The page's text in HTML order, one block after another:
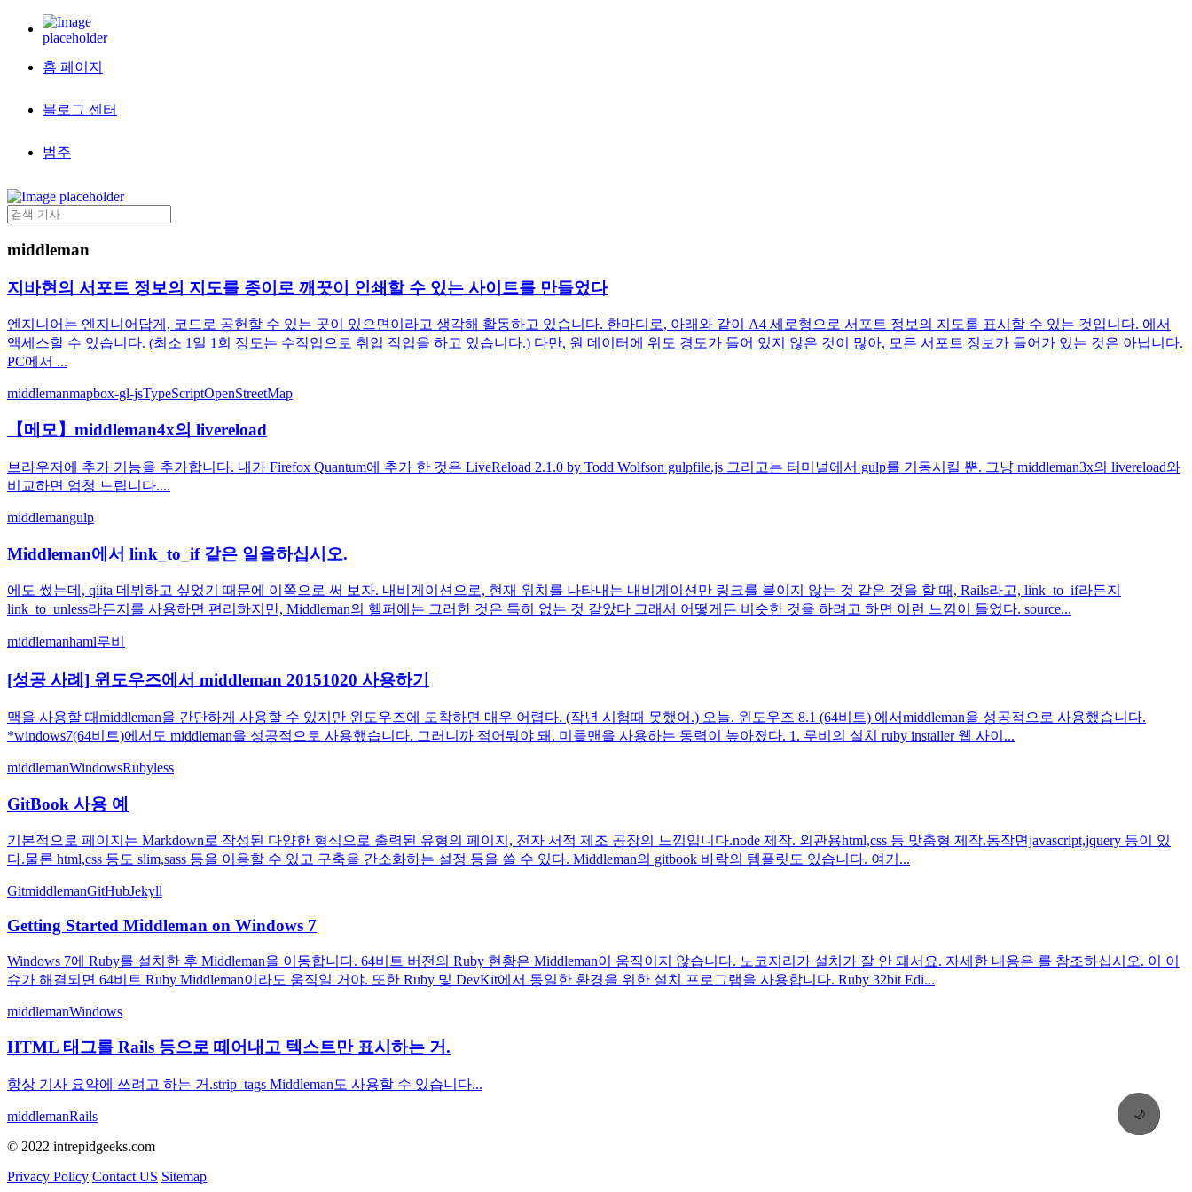
🌙
홈 페이지
블로그 센터
범주
middleman
지바현의 서포트 정보의 지도를 종이로 깨끗이 인쇄할 수 있는 사이트를 만들었다
엔지니어는 엔지니어답게, 코드로 공헌할 수 있는 곳이 있으면이라고 생각해 활동하고 있습니다. 한마디로, 아래와 같이 A4 세로형으로 서포트 정보의 지도를 표시할 수 있는 것입니다. 에서
액세스할 수 있습니다. (최소 1일 1회 정도는 수작업으로 취입 작업을 하고 있습니다.) 다만, 원 데이터에 위도 경도가 들어 있지 않은 것이 많아, 모든 서포트 정보가 들어가 있는 것은 아닙니다.
PC에서 ...
middlemanmapbox-gl-jsTypeScriptOpenStreetMap
【메모】middleman4x의 livereload
브라우저에 추가 기능을 추가합니다. 내가 Firefox Quantum에 추가 한 것은 LiveReload 2.1.0 by Todd Wolfson gulpfile.js 그리고는 터미널에서 gulp를 기동시킬 뿐. 그냥 middleman3x의 livereload와
비교하면 엄청 느립니다....
middlemangulp
Middleman에서 link_to_if 같은 일을하십시오.
에도 썼는데, qiita 데뷔하고 싶었기 때문에 이쪽으로 써 보자. 내비게이션으로, 현재 위치를 나타내는 내비게이션만 링크를 붙이지 않는 것 같은 것을 할 때, Rails라고, link_to_if라든지
link_to_unless라든지를 사용하면 편리하지만, Middleman의 헬퍼에는 그러한 것은 특히 없는 것 같았다 그래서 어떻게든 비슷한 것을 하려고 하면 이런 느낌이 들었다. source...
middlemanhaml루비
[성공 사례] 윈도우즈에서 middleman 20151020 사용하기
맥을 사용할 때middleman을 간단하게 사용할 수 있지만 윈도우즈에 도착하면 매우 어렵다. (작년 시험때 못했어.) 오늘. 윈도우즈 8.1 (64비트) 에서middleman을 성공적으로 사용했습니다.
*windows7(64비트)에서도 middleman을 성공적으로 사용했습니다. 그러니까 적어둬야 돼. 미들맨을 사용하는 동력이 높아졌다. 1. 루비의 설치 ruby installer 웹 사이...
middlemanWindowsRubyless
GitBook 사용 예
기본적으로 페이지는 Markdown로 작성된 다양한 형식으로 출력된 유형의 페이지, 전자 서적 제조 공장의 느낌입니다.node 제작. 외관용html,css 등 맞춤형 제작.동작면javascript,jquery 등이 있
다.물론 html,css 등도 slim,sass 등을 이용할 수 있고 구축을 간소화하는 설정 등을 쓸 수 있다. Middleman의 gitbook 바람의 템플릿도 있습니다. 여기...
GitmiddlemanGitHubJekyll
Getting Started Middleman on Windows 7
Windows 7에 Ruby를 설치한 후 Middleman을 이동합니다. 64비트 버전의 Ruby 현황은 Middleman이 움직이지 않습니다. 노코지리가 설치가 잘 안 돼서요. 자세한 내용은 를 참조하십시오. 이 이
슈가 해결되면 64비트 Ruby Middleman이라도 움직일 거야. 또한 Ruby 및 DevKit에서 동일한 환경을 위한 설치 프로그램을 사용합니다. Ruby 32bit Edi...
middlemanWindows
HTML 태그를 Rails 등으로 떼어내고 텍스트만 표시하는 거.
항상 기사 요약에 쓰려고 하는 거.strip_tags Middleman도 사용할 수 있습니다...
middlemanRails
© 2022 intrepidgeeks.com
Privacy Policy Contact US Sitemap